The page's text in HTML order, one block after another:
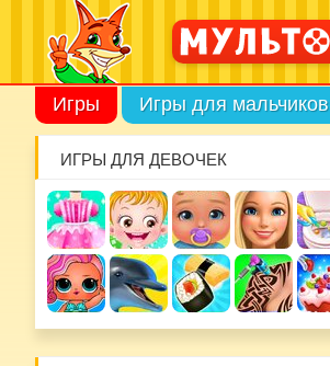
Игры Игры для мальчиков
ИГРЫ ДЛЯ ДЕВОЧЕК